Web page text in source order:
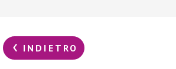
INDIETRO